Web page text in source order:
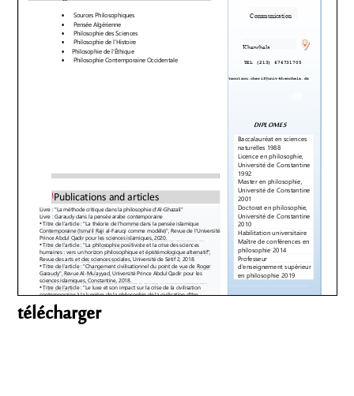
télécharger